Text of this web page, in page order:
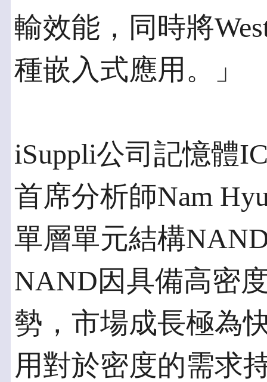
輸效能，同時將
種嵌入式應用。」
iSuppli公司記憶體
首席分析師Nam
單層單元結構
NAND因具備高密
勢，市場成長極為
用對於密度的需求